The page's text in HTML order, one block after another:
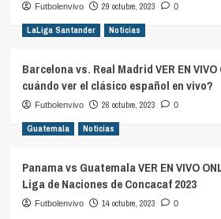
Futbolenvivo 29 octubre, 2023 0
LaLiga Santander Noticias
Barcelona vs. Real Madrid VER EN VIVO
cuándo ver el clásico español en vivo?
Futbolenvivo 26 octubre, 2023 0
Guatemala Noticias
Panama vs Guatemala VER EN VIVO
Liga de Naciones de Concacaf 2023
Futbolenvivo 14 octubre, 2023 0